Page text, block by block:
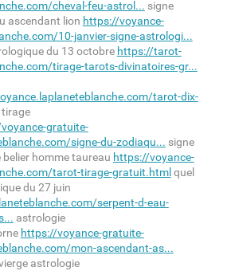
cheval-feu-astrol... signe
ascendant lion https://voyance-
10-janvier-signe-astrologi...
du 13 octobre https://tarot-
tirage-tarots-divinatoires-gr...
tarot-dix-
tirage
gratuite-
signe-du-zodiaqu... signe
homme taureau https://voyance-
tarot-tirage-gratuit.html quel
du 27 juin
serpent-d-eau-
astrologie
https://voyance-gratuite-
mon-ascendant-as...
astrologie